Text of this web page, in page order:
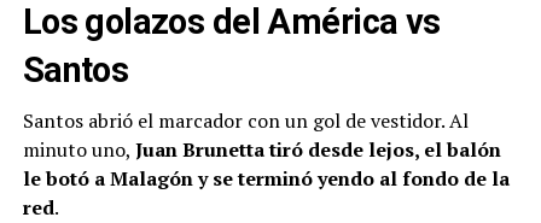
Los golazos del América vs
Santos
Santos abrió el marcador con un gol de vestidor. Al
minuto uno, Juan Brunetta tiró desde lejos, el balón
le botó a Malagón y se terminó yendo al fondo de la
red.